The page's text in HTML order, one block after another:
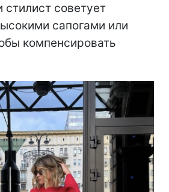
советует
сапогами или
компенсировать